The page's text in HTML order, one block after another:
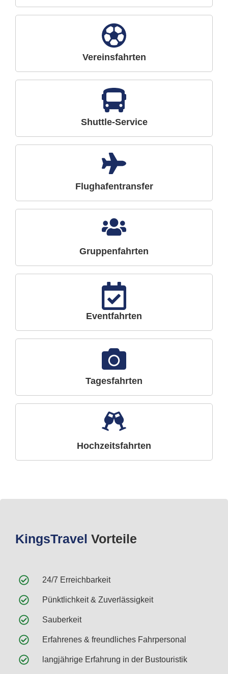
Vereinsfahrten
Shuttle-Service
Flughafentransfer
Gruppenfahrten
Eventfahrten
Tagesfahrten
Hochzeitsfahrten
KingsTravel Vorteile
24/7 Erreichbarkeit
Pünktlichkeit & Zuverlässigkeit
Sauberkeit
Erfahrenes & freundliches Fahrpersonal
langjährige Erfahrung in der Bustouristik